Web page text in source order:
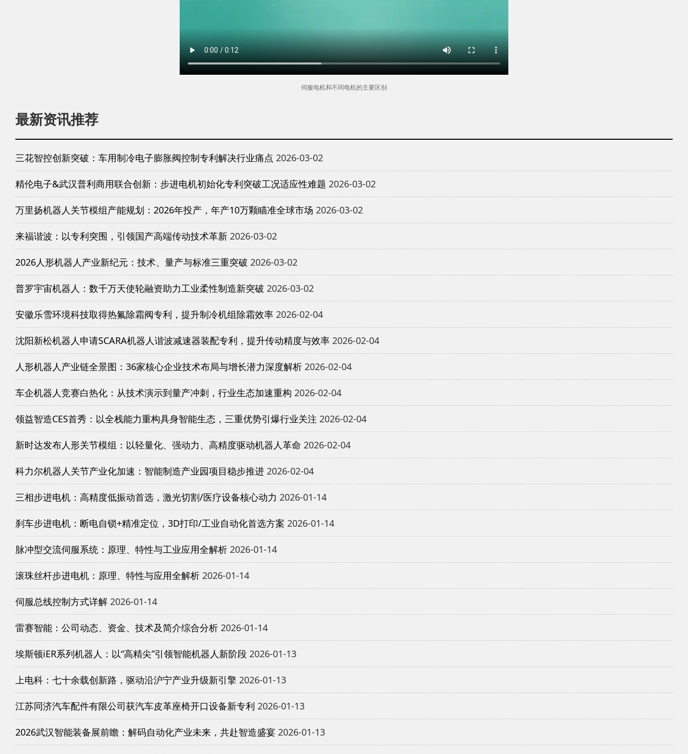
伺服电机和不同电机的主要区别
最新资讯推荐
三花智控创新突破：车用制冷电子膨胀阀控制专利解决行业痛点 2026-03-02
精伦电子&武汉普利商用联合创新：步进电机初始化专利突破工况适应性难题 2026-03-02
万里扬机器人关节模组产能规划：2026年投产，年产10万颗瞄准全球市场 2026-03-02
来福谐波：以专利突围，引领国产高端传动技术革新 2026-03-02
2026人形机器人产业新纪元：技术、量产与标准三重突破 2026-03-02
普罗宇宙机器人：数千万天使轮融资助力工业柔性制造新突破 2026-03-02
安徽乐雪环境科技取得热氟除霜阀专利，提升制冷机组除霜效率 2026-02-04
沈阳新松机器人申请SCARA机器人谐波减速器装配专利，提升传动精度与效率 2026-02-04
人形机器人产业链全景图：36家核心企业技术布局与增长潜力深度解析 2026-02-04
车企机器人竞赛白热化：从技术演示到量产冲刺，行业生态加速重构 2026-02-04
领益智造CES首秀：以全栈能力重构具身智能生态，三重优势引爆行业关注 2026-02-04
新时达发布人形关节模组：以轻量化、强动力、高精度驱动机器人革命 2026-02-04
科力尔机器人关节产业化加速：智能制造产业园项目稳步推进 2026-02-04
三相步进电机：高精度低振动首选，激光切割/医疗设备核心动力 2026-01-14
刹车步进电机：断电自锁+精准定位，3D打印/工业自动化首选方案 2026-01-14
脉冲型交流伺服系统：原理、特性与工业应用全解析 2026-01-14
滚珠丝杆步进电机：原理、特性与应用全解析 2026-01-14
伺服总线控制方式详解 2026-01-14
雷赛智能：公司动态、资金、技术及简介综合分析 2026-01-14
埃斯顿iER系列机器人：以“高精尖”引领智能机器人新阶段 2026-01-13
上电科：七十余载创新路，驱动沿沪宁产业升级新引擎 2026-01-13
江苏同济汽车配件有限公司获汽车皮革座椅开口设备新专利 2026-01-13
2026武汉智能装备展前瞻：解码自动化产业未来，共赴智造盛宴 2026-01-13